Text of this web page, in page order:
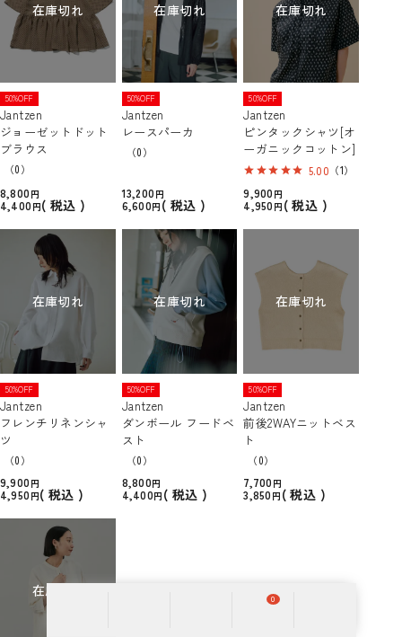
0
在庫切れ
50%OFF
Jantzen
ジョーゼットドット
ブラウス
（0）
8,800
4,400
税込
在庫切れ
50%OFF
Jantzen
レースパーカ
（0）
13,200
6,600
税込
在庫切れ
50%OFF
Jantzen
ピンタックシャツ[オ
ーガニックコットン]
5.00 （1）
9,900
4,950
税込
在庫切れ
50%OFF
Jantzen
フレンチリネンシャ
ツ
（0）
9,900
4,950
税込
在庫切れ
50%OFF
Jantzen
ダンボール フードベ
スト
（0）
8,800
4,400
税込
在庫切れ
50%OFF
Jantzen
前後2WAYニットベス
ト
（0）
7,700
3,850
税込
在庫切れ